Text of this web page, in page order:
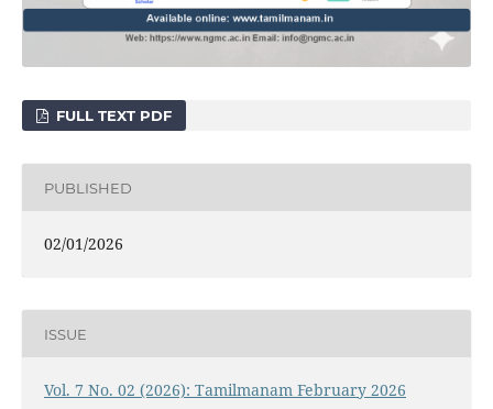
FULL TEXT PDF
PUBLISHED
02/01/2026
ISSUE
Vol. 7 No. 02 (2026): Tamilmanam February 2026